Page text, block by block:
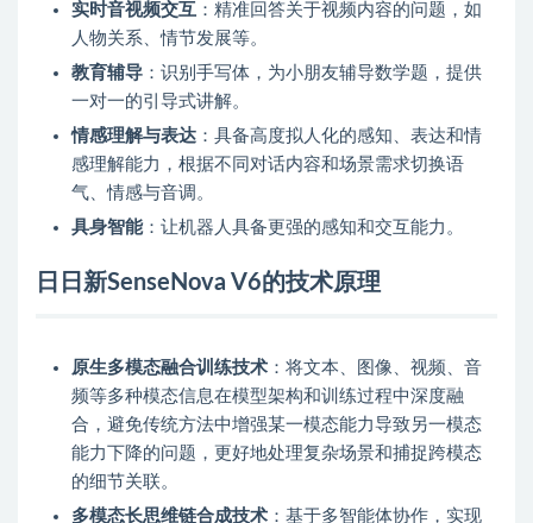
实时音视频交互 ：精准回答关于视频内容的问题，如
人物关系、情节发展等。
教育辅导 ：识别手写体，为小朋友辅导数学题，提供
一对一的引导式讲解。
情感理解与表达 ：具备高度拟人化的感知、表达和情
感理解能力，根据不同对话内容和场景需求切换语
气、情感与音调。
具身智能：让机器人具备更强的感知和交互能力。
日日新SenseNova V6的技术原理
原生多模态融合训练技术 ：将文本、图像、视频、音
频等多种模态信息在模型架构和训练过程中深度融
合，避免传统方法中增强某一模态能力导致另一模态
能力下降的问题，更好地处理复杂场景和捕捉跨模态
的细节关联。
多模态长思维链合成技术 ：基于多智能体协作，实现